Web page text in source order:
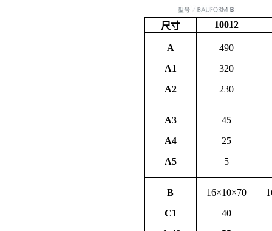
尺寸 10012
A
A1
A2
490
320
230
A3
A4
A5
45
25
5
B
C1
16×10×70
40